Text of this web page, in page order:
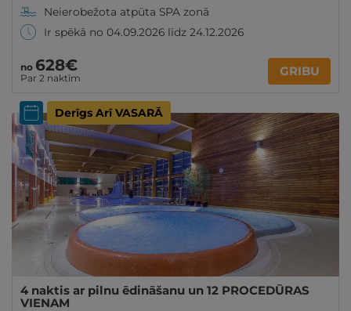
Neierobežota atpūta SPA zonā
Ir spēkā no 04.09.2026 līdz 24.12.2026
no 628€
Par 2 naktīm GRIBU
Derīgs Arī VASARĀ
4 naktis ar pilnu ēdināšanu un 12 PROCEDŪRAS
VIENAM